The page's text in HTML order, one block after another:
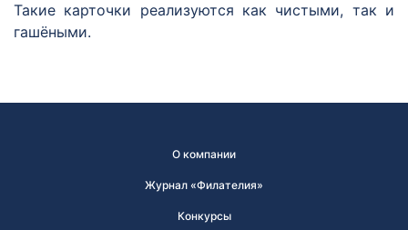
Такие карточки реализуются как чистыми, так и
гашёными.
О компании
Журнал «Филателия»
Конкурсы